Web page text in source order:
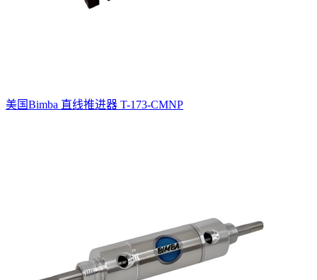
美国Bimba 直线推进器 T-173-CMNP